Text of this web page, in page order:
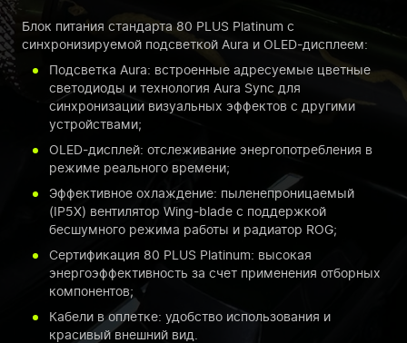
Блок питания стандарта 80 PLUS Platinum с
синхронизируемой подсветкой Aura и OLED-дисплеем:
Подсветка Aura: встроенные адресуемые цветные
светодиоды и технология Aura Sync для
синхронизации визуальных эффектов с другими
устройствами;
OLED-дисплей: отслеживание энергопотребления в
режиме реального времени;
Эффективное охлаждение: пыленепроницаемый
(IP5X) вентилятор Wing-blade с поддержкой
бесшумного режима работы и радиатор ROG;
Сертификация 80 PLUS Platinum: высокая
энергоэффективность за счет применения отборных
компонентов;
Кабели в оплетке: удобство использования и
красивый внешний вид.